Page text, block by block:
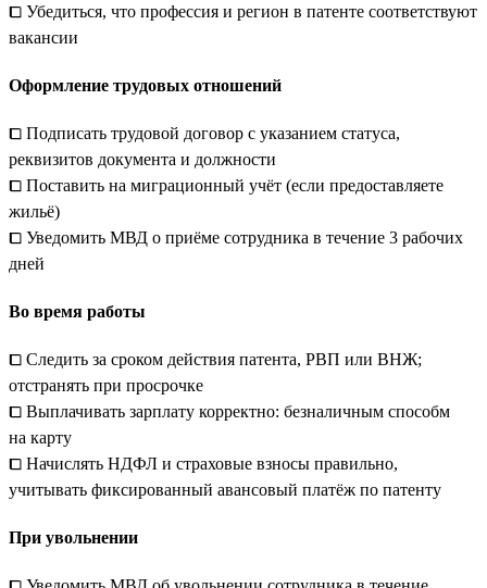
⧠ Убедиться, что профессия и регион в патенте соответствуют
вакансии
Оформление трудовых отношений
⧠ Подписать трудовой договор с указанием статуса,
реквизитов документа и должности
⧠ Поставить на миграционный учёт (если предоставляете
жильё)
⧠ Уведомить МВД о приёме сотрудника в течение 3 рабочих
дней
Во время работы
⧠ Следить за сроком действия патента, РВП или ВНЖ;
отстранять при просрочке
⧠ Выплачивать зарплату корректно: безналичным способм
на карту
⧠ Начислять НДФЛ и страховые взносы правильно,
учитывать фиксированный авансовый платёж по патенту
При увольнении